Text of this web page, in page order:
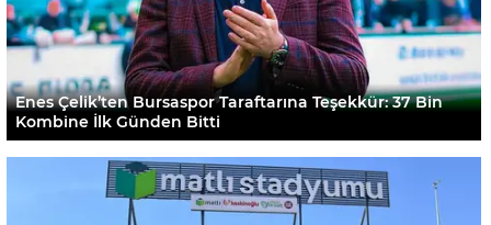
Enes Çelik’ten Bursaspor Taraftarına Teşekkür: 37 Bin
Kombine İlk Günden Bitti